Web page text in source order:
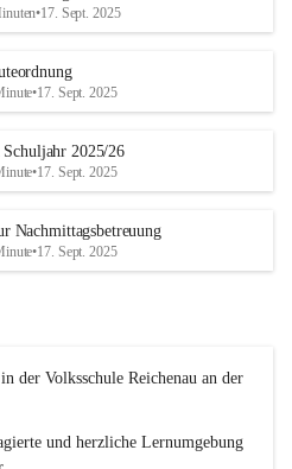
•17. Sept. 2025
•17. Sept. 2025
Schuljahr 2025/26
•17. Sept. 2025
Nachmittagsbetreuung
•17. Sept. 2025
der Volksschule Reichenau an der
und herzliche Lernumgebung